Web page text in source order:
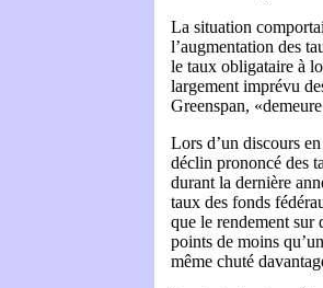
La situation
l’augmentation des
le taux obligataire à
largement imprévu
Greenspan,
Lors d’un discours
déclin prononcé des
durant la dernière
taux des fonds
que le rendement sur
points de moins
même chuté